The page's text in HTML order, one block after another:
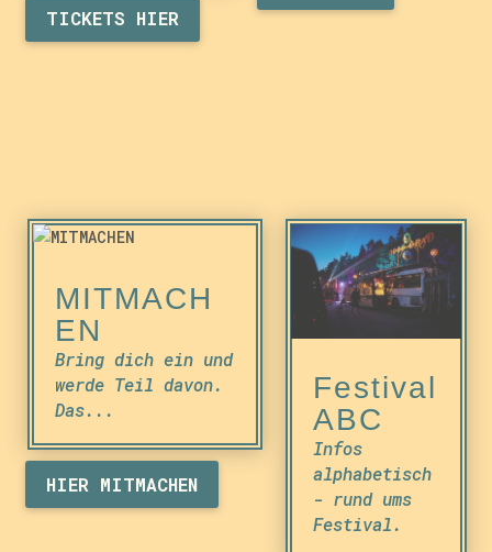
TICKETS HIER
MITMACH
EN
Bring dich ein und
werde Teil davon.
Das...
HIER MITMACHEN
Festival
ABC
Infos
alphabetisch
- rund ums
Festival.